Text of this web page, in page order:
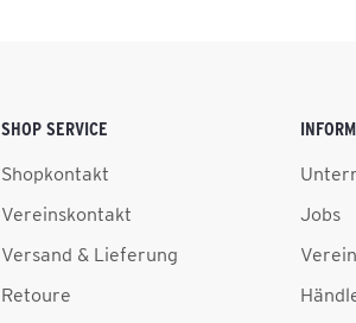
SHOP SERVICE
Shopkontakt
Vereinskontakt
Versand & Lieferung
Retoure
Jobs